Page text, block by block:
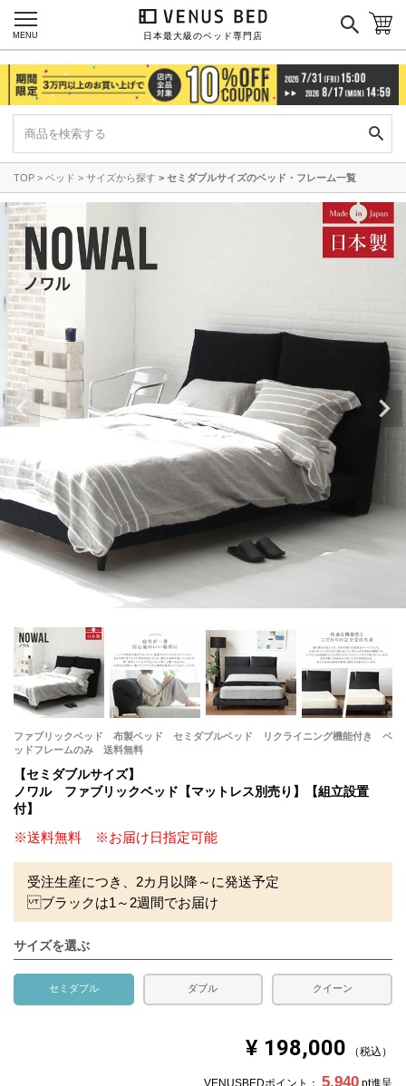
日本最大級のベッド専門店
MENU
TOP ベッド サイズから探す セミダブルサイズのベッド・フレーム一覧
ファブリックベッド 布製ベッド セミダブルベッド リクライニング機能付き ベ
ッドフレームのみ 送料無料
【セミダブルサイズ】
ノワル ファブリックベッド【マットレス別売り】【組立設置
付】
※送料無料 ※お届け日指定可能
受注生産につき、2カ月以降～に発送予定
ブラックは1～2週間でお届け
サイズを選ぶ
セミダブル ダブル クイーン
¥ 198,000 税込
VENUSBEDポイント： 5,940 pt進呈